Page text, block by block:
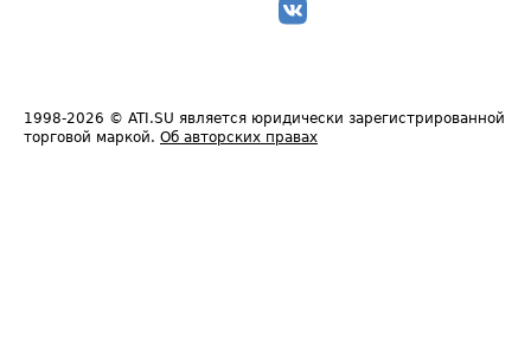
1998-2026 © ATI.SU является юридически зарегистрированной
торговой маркой. Об авторских правах